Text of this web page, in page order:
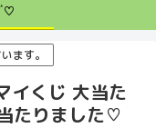
♡
ます。
イくじ 大当た
たりました♡